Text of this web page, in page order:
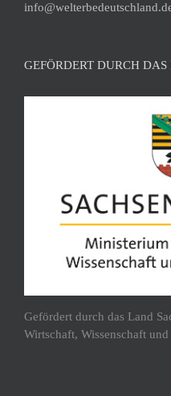
GEFÖRDERT DURCH
Gefördert durch das Land
Wirtschaft, Wissenschaft